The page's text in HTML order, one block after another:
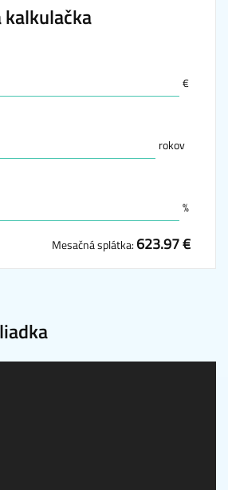
€
rokov
%
Mesačná splátka: 623.97 €